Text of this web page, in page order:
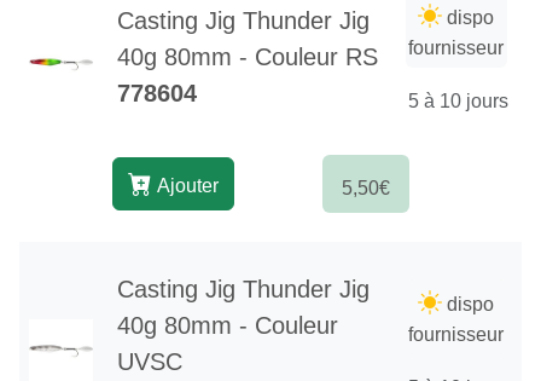
Casting Jig Thunder Jig
40g 80mm - Couleur RS
778604
dispo
fournisseur
5 à 10 jours
5,50€
Ajouter
Casting Jig Thunder Jig
40g 80mm - Couleur
UVSC
dispo
fournisseur